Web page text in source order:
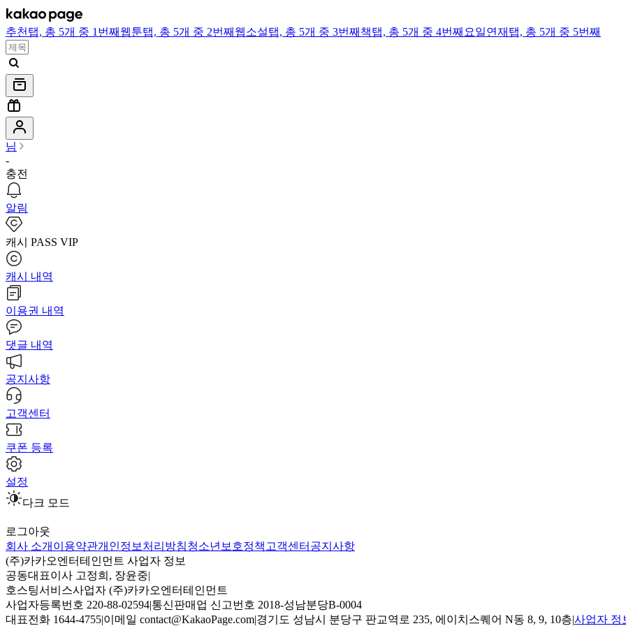
추천 탭, 총 5개 중 1번째 웹툰탭, 총 5개 중 2번째 웹소설탭, 총 5개 중 3번째 책탭, 총 5개 중 4번째 요일연재 탭, 총 5개 중 5번째
님
-
충전
알림
캐시 PASS VIP
캐시 내역
이용권 내역
댓글 내역
공지사항
고객센터
쿠폰 등록
설정
다크 모드
로그아웃
회사 소개 이용약관개인정보처리방침청소년보호정책 고객센터 공지사항
(주)카카오엔터테인먼트 사업자 정보
공동대표이사 고정희, 장윤중|
호스팅서비스사업자 (주)카카오엔터테인먼트
사업자등록번호 220-88-02594|통신판매업 신고번호 2018-성남분당B-0004
대표전화 1644-4755|이메일 contact@KakaoPage.com|경기도 성남시 분당구 판교역로 235, 에이치스퀘어 N동 8, 9, 10층|사업자 정